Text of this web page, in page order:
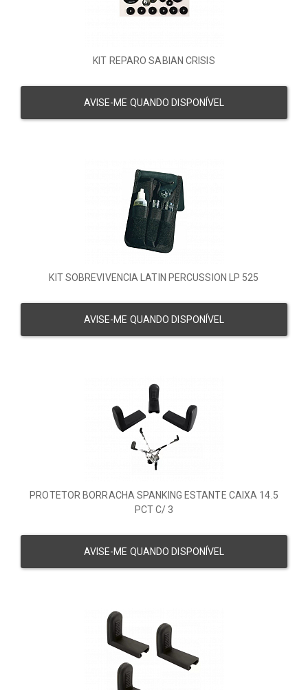
KIT REPARO SABIAN CRISIS
AVISE-ME QUANDO DISPONÍVEL
KIT SOBREVIVENCIA LATIN PERCUSSION LP 525
AVISE-ME QUANDO DISPONÍVEL
PROTETOR BORRACHA SPANKING ESTANTE CAIXA 14.5
PCT C/ 3
AVISE-ME QUANDO DISPONÍVEL